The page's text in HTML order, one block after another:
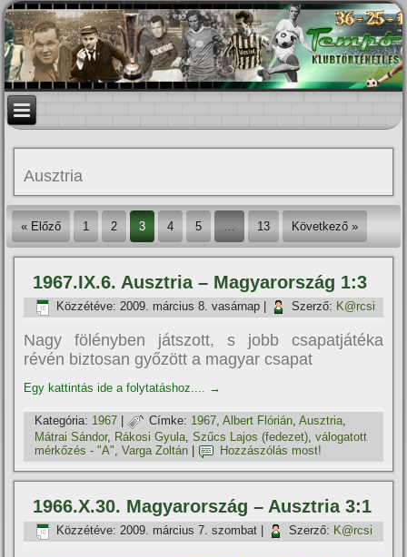
Ausztria
« Előző 1 2 3 4 5 … 13 Következő »
1967.IX.6. Ausztria – Magyarország 1:3
Közzétéve: 2009. március 8. vasárnap Szerző: K@rcsi
Nagy fölényben játszott, s jobb csapatjátéka
révén biztosan győzött a magyar csapat
Egy kattintás ide a folytatáshoz.... →
Kategória: 1967 | Címke: 1967,Albert Flórián,Ausztria,
Mátrai Sándor, Rákosi Gyula,Szűcs Lajos (fedezet),válogatott
mérkőzés - "A",Varga Zoltán Hozzászólás most!
1966.X.30. Magyarország – Ausztria 3:1
Közzétéve: 2009. március 7. szombat Szerző: K@rcsi